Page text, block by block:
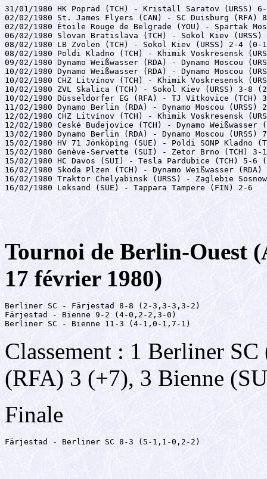
31/01/1980 HK Poprad (TCH) - Kristall Saratov (URSS)
02/02/1980 St. James Flyers (CAN) - SC Duisburg
02/02/1980 Étoile Rouge de Belgrade (YOU) - Spartak
06/02/1980 Slovan Bratislava (TCH) - Sokol Kiev
08/02/1980 LB Zvolen (TCH) - Sokol Kiev (URSS) 2-4
08/02/1980 Poldi Kladno (TCH) - Khimik Voskresensk
09/02/1980 Dynamo Weißwasser (RDA) - Dynamo Moscou
10/02/1980 Dynamo Weißwasser (RDA) - Dynamo Moscou
10/02/1980 CHZ Litvínov (TCH) - Khimik Voskresensk
10/02/1980 ZVL Skalica (TCH) - Sokol Kiev (URSS) 3-8
10/02/1980 Düsseldorfer EG (RFA) - TJ Vítkovice
11/02/1980 Dynamo Berlin (RDA) - Dynamo Moscou
12/02/1980 CHZ Litvínov (TCH) - Khimik Voskresensk
12/02/1980 Ceské Budejovice (TCH) - Dynamo
13/02/1980 Dynamo Berlin (RDA) - Dynamo Moscou
15/02/1980 HV 71 Jönköping (SUE) - Poldi SONP Kladno
15/02/1980 Genève-Servette (SUI) - Zetor Brno (TCH)
15/02/1980 HC Davos (SUI) - Tesla Pardubice (TCH) 5-
16/02/1980 Skoda Plzen (TCH) - Dynamo Weißwasser
16/02/1980 Traktor Chelyabinsk (URSS) - Zaglebie
16/02/1980 Leksand (SUE) - Tappara Tampere (FIN) 2-6
Tournoi de Berlin-Ouest
17 février 1980)
Berliner SC - Färjestad 8-8 (2-3,3-3,3-2)
Färjestad - Bienne 9-2 (4-0,2-2,3-0)
Berliner SC - Bienne 11-3 (4-1,0-1,7-1)
Classement : 1 Berliner
(RFA) 3 (+7), 3 Bienne
Finale
Färjestad - Berliner SC 8-3 (5-1,1-0,2-2)